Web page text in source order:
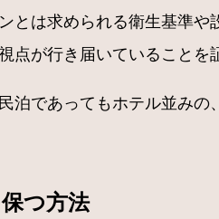
とは求められる衛生基準
点が行き届いていることを
泊であってもホテル並み
つ方法